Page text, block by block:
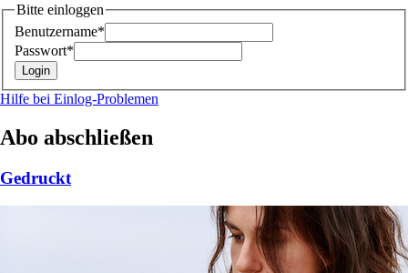
Bitte einloggen
Benutzername*
Passwort*
Hilfe bei Einlog-Problemen
Abo abschließen
Gedruckt